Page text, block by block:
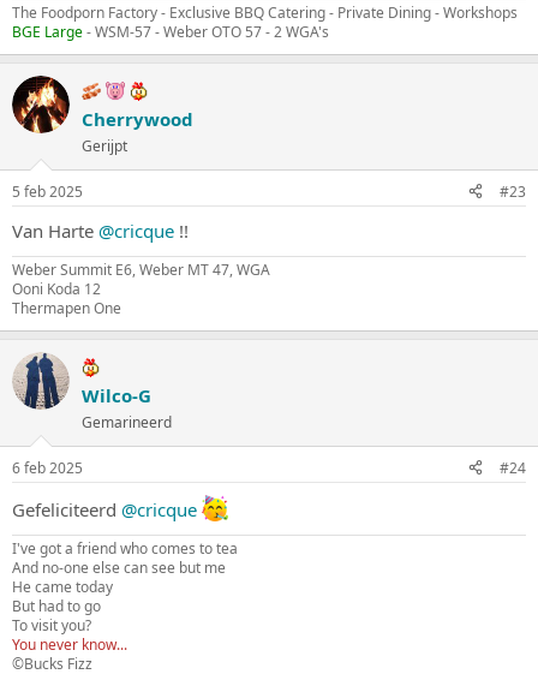
The Foodporn Factory - Exclusive BBQ Catering - Private Dining - Workshops
BGE Large- WSM-57 - Weber OTO 57 - 2 WGA's
Cherrywood
Gerijpt
5 feb 2025 #23
Van Harte @cricque !!
Weber Summit E6, Weber MT 47, WGA
Ooni Koda 12
Thermapen One
Wilco-G
Gemarineerd
6 feb 2025 #24
Gefeliciteerd @cricque
I've got a friend who comes to tea
And no-one else can see but me
He came today
But had to go
To visit you?
You never know...
©Bucks Fizz